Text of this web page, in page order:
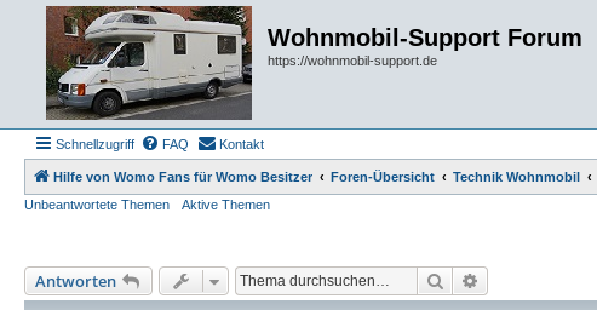
Wohnmobil-Support Forum
https://wohnmobil-support.de
Schnellzugriff FAQ Kontakt
Hilfe von Womo Fans für Womo Besitzer Foren-Übersicht Technik Wohnmobil
Unbeantwortete Themen
Aktive Themen
Antworten Suche